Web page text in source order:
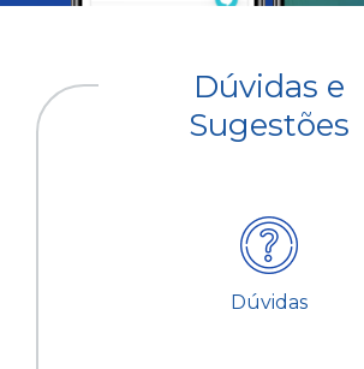
Dúvidas e
Sugestões
Dúvidas